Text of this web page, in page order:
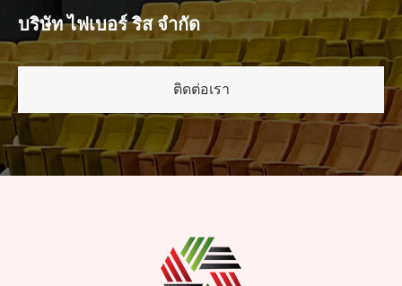
บริษัท ไฟเบอร์ ริส จำกัด
ติดต่อเรา